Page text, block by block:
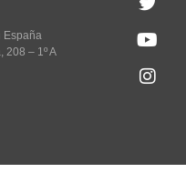
España
208 – 1º A